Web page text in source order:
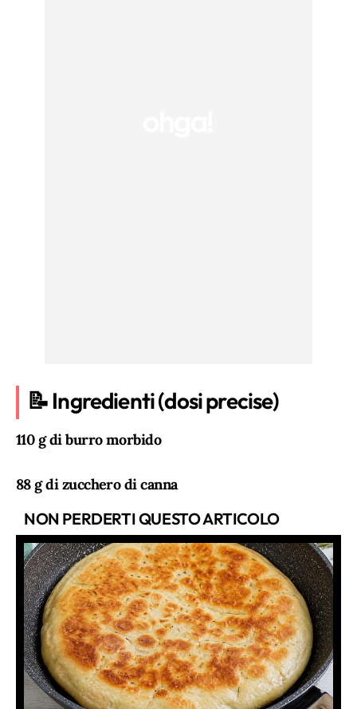
📝 Ingredienti (dosi precise)
110 g di burro morbido
NON PERDERTI QUESTO ARTICOLO